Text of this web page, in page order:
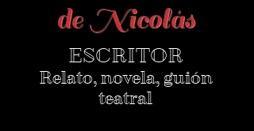
de Nicolás
ESCRITOR
Relato, novela, guión
teatral